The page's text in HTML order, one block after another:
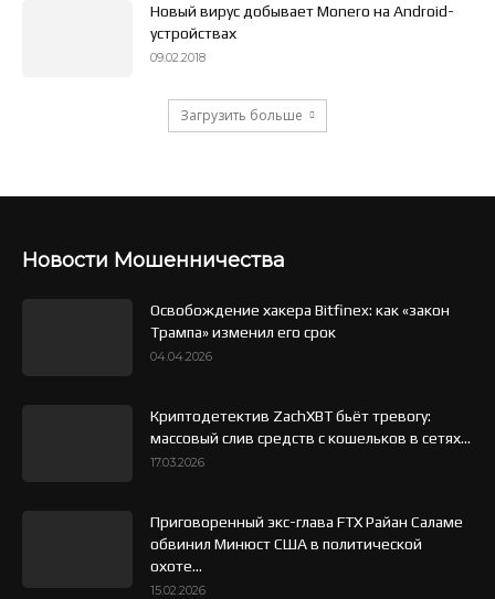
Новый вирус добывает Monero на Android-
устройствах
09.02.2018
Загрузить больше
Новости Мошенничества
Освобождение хакера Bitfinex: как «закон
Трампа» изменил его срок
04.04.2026
Криптодетектив ZachXBT бьёт тревогу:
массовый слив средств с кошельков в сетях...
17.03.2026
Приговоренный экс-глава FTX Райан Саламе
обвинил Минюст США в политической
охоте...
15.02.2026